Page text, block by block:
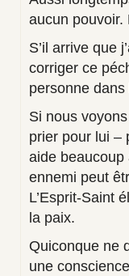
aucun pouvoir.
S’il arrive que
corriger ce
personne
Si nous
prier pour lui –
aide beaucoup
ennemi peut
L’Esprit-Saint
la paix.
Quiconque ne
une